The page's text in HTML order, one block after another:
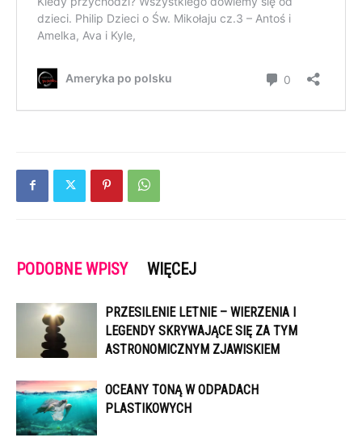
PODOBNE WPISY WIĘCEJ
PRZESILENIE LETNIE – WIERZENIA I
LEGENDY SKRYWAJĄCE SIĘ ZA TYM
ASTRONOMICZNYM ZJAWISKIEM
OCEANY TONĄ W ODPADACH
PLASTIKOWYCH